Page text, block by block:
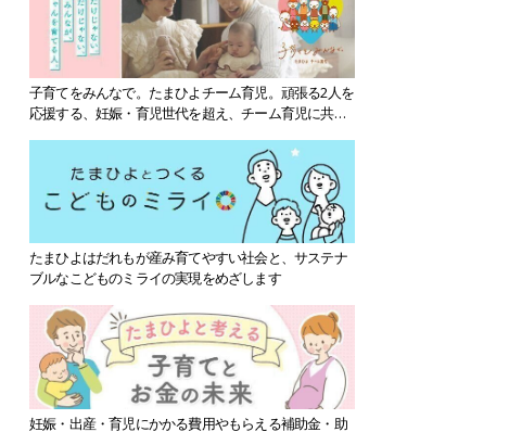
子育てをみんなで。たまひよチーム育児。頑張る2人を
応援する、妊娠・育児世代を超え、チーム育児に共感
たまひよはだれもが産み育てやすい社会と、サステナ
ブルなこどものミライの実現をめざします
妊娠・出産・育児にかかる費用やもらえる補助金・助